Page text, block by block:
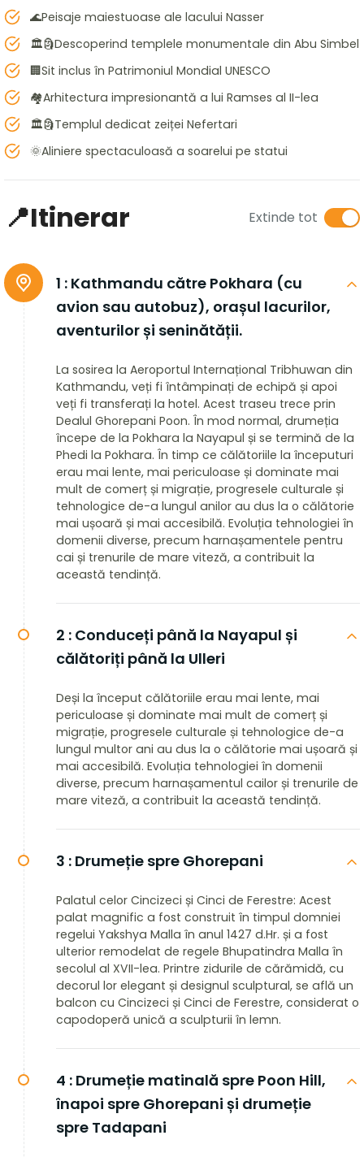
🌊Peisaje maiestuoase ale lacului Nasser
🏛️🗿Descoperind templele monumentale din Abu Simbel
🏢Sit inclus în Patrimoniul Mondial UNESCO
🏘️Arhitectura impresionantă a lui Ramses al II-lea
🏛️🗿Templul dedicat zeiței Nefertari
🌞Aliniere spectaculoasă a soarelui pe statui
📍Itinerar Extinde tot
1 : Kathmandu către Pokhara (cu
avion sau autobuz), orașul lacurilor,
aventurilor și seninătății.
La sosirea la Aeroportul Internațional Tribhuwan din
Kathmandu, veți fi întâmpinați de echipă și apoi
veți fi transferați la hotel. Acest traseu trece prin
Dealul Ghorepani Poon. În mod normal, drumeția
începe de la Pokhara la Nayapul și se termină de la
Phedi la Pokhara. În timp ce călătoriile la începuturi
erau mai lente, mai periculoase și dominate mai
mult de comerț și migrație, progresele culturale și
tehnologice de-a lungul anilor au dus la o călătorie
mai ușoară și mai accesibilă. Evoluția tehnologiei în
domenii diverse, precum harnașamentele pentru
cai și trenurile de mare viteză, a contribuit la
această tendință.
2 : Conduceți până la Nayapul și
călătoriți până la Ulleri
Deși la început călătoriile erau mai lente, mai
periculoase și dominate mai mult de comerț și
migrație, progresele culturale și tehnologice de-a
lungul multor ani au dus la o călătorie mai ușoară și
mai accesibilă. Evoluția tehnologiei în domenii
diverse, precum harnașamentul cailor și trenurile de
mare viteză, a contribuit la această tendință.
3 : Drumeție spre Ghorepani
Palatul celor Cincizeci și Cinci de Ferestre: Acest
palat magnific a fost construit în timpul domniei
regelui Yakshya Malla în anul 1427 d.Hr. și a fost
ulterior remodelat de regele Bhupatindra Malla în
secolul al XVII-lea. Printre zidurile de cărămidă, cu
decorul lor elegant și designul sculptural, se află un
balcon cu Cincizeci și Cinci de Ferestre, considerat o
capodoperă unică a sculpturii în lemn.
4 : Drumeție matinală spre Poon Hill,
înapoi spre Ghorepani și drumeție
spre Tadapani